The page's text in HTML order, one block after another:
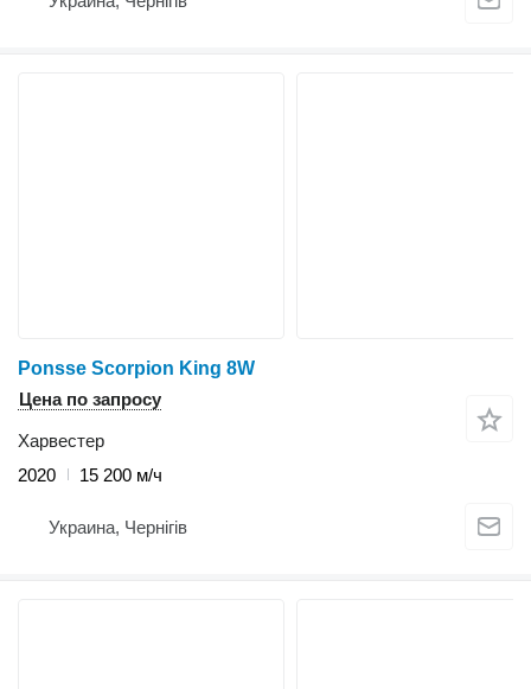
Ponsse Scorpion King 8W
Цена по запросу
Харвестер
2020
15 200 м/ч
Украина, Чернігів